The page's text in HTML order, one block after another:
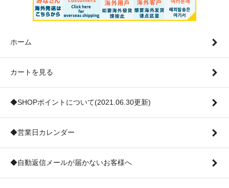
ホーム
カートを見る
◆SHOPポイントについて(2021.06.30更新)
◆営業日カレンダー
◆自動返信メールが届かないお客様へ